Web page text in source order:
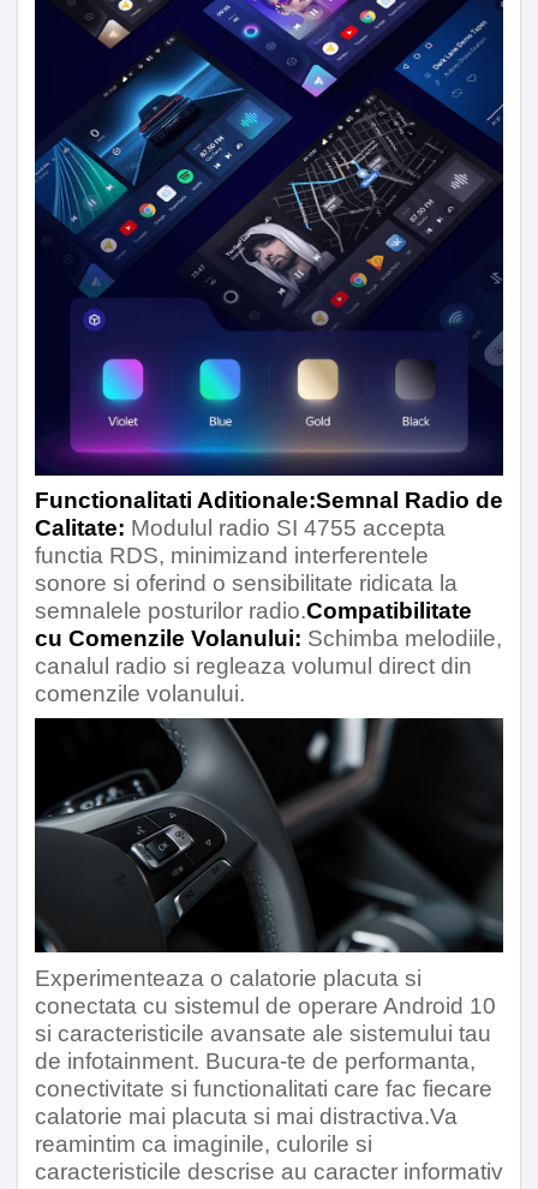
Functionalitati Aditionale:Semnal Radio de
Calitate: Modulul radio SI 4755 accepta
functia RDS, minimizand interferentele
sonore si oferind o sensibilitate ridicata la
semnalele posturilor radio.Compatibilitate
cu Comenzile Volanului: Schimba melodiile,
canalul radio si regleaza volumul direct din
comenzile volanului.
Experimenteaza o calatorie placuta si
conectata cu sistemul de operare Android 10
si caracteristicile avansate ale sistemului tau
de infotainment. Bucura-te de performanta,
conectivitate si functionalitati care fac fiecare
calatorie mai placuta si mai distractiva.Va
reamintim ca imaginile, culorile si
caracteristicile descrise au caracter informativ